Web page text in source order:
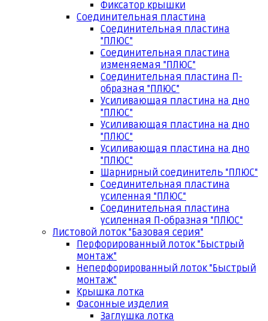
Фиксатор крышки
Соединительная пластина
Соединительная пластина
"ПЛЮС"
Соединительная пластина
изменяемая "ПЛЮС"
Соединительная пластина П-
образная "ПЛЮС"
Усиливающая пластина на дно
"ПЛЮС"
Усиливающая пластина на дно
"ПЛЮС"
Усиливающая пластина на дно
"ПЛЮС"
Шарнирный соединитель "ПЛЮС"
Соединительная пластина
усиленная "ПЛЮС"
Соединительная пластина
усиленная П-образная "ПЛЮС"
Листовой лоток "Базовая серия"
Перфорированный лоток "Быстрый
монтаж"
Неперфорированный лоток "Быстрый
монтаж"
Крышка лотка
Фасонные изделия
Заглушка лотка